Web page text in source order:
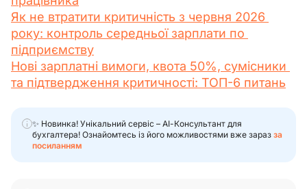
Як не втратити критичність з червня 2026
року: контроль середньої зарплати по
підприємству
Нові зарплатні вимоги, квота 50%, сумісники
та підтвердження критичності: ТОП-6 питань
✨ Новинка! Унікальний сервіс – АІ-Консультант для
бухгалтера! Ознайомтесь із його можливостями вже зараз за
посиланням